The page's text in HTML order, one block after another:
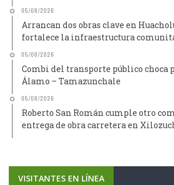
05/08/2026
Arrancan dos obras clave en
fortalece la infraestructura
05/08/2026
Combi del transporte público choca
Álamo – Tamazunchale
05/08/2026
Roberto San Román cumple otro
entrega de obra carretera en
VISITANTES EN LÍNEA